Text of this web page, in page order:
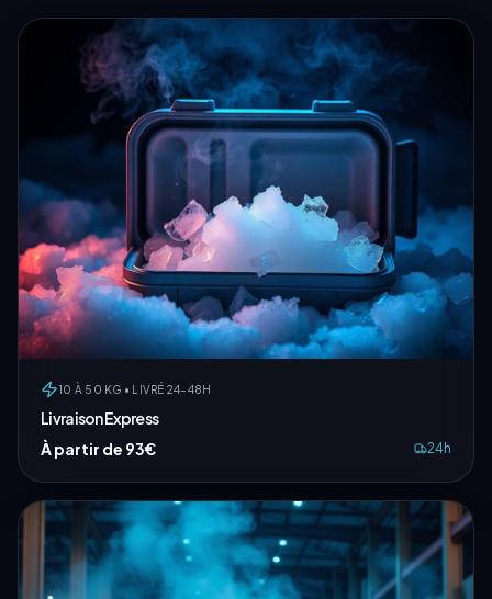
10 À 50 KG • LIVRÉ 24–48H
Livraison Express
À partir de 93€
24h